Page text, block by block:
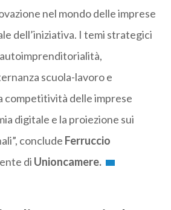
nel mondo delle imprese
dell’iniziativa. I temi strategici
scuola-lavoro e
competitività delle imprese
digitale e la proiezione sui
conclude Ferruccio
di Unioncamere.